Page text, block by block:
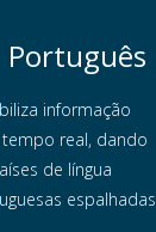
Português
informação
real, dando
de língua
espalhadas